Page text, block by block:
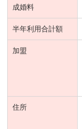
成婚料
半年利用合計額
加盟
住所